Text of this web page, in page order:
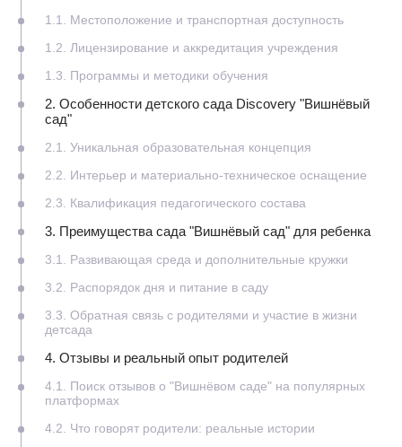
1.1. Местоположение и транспортная доступность
1.2. Лицензирование и аккредитация учреждения
1.3. Программы и методики обучения
2. Особенности детского сада Discovery "Вишнёвый
сад"
2.1. Уникальная образовательная концепция
2.2. Интерьер и материально-техническое оснащение
2.3. Квалификация педагогического состава
3. Преимущества сада "Вишнёвый сад" для ребенка
3.1. Развивающая среда и дополнительные кружки
3.2. Распорядок дня и питание в саду
3.3. Обратная связь с родителями и участие в жизни
детсада
4. Отзывы и реальный опыт родителей
4.1. Поиск отзывов о "Вишнёвом саде" на популярных
платформах
4.2. Что говорят родители: реальные истории